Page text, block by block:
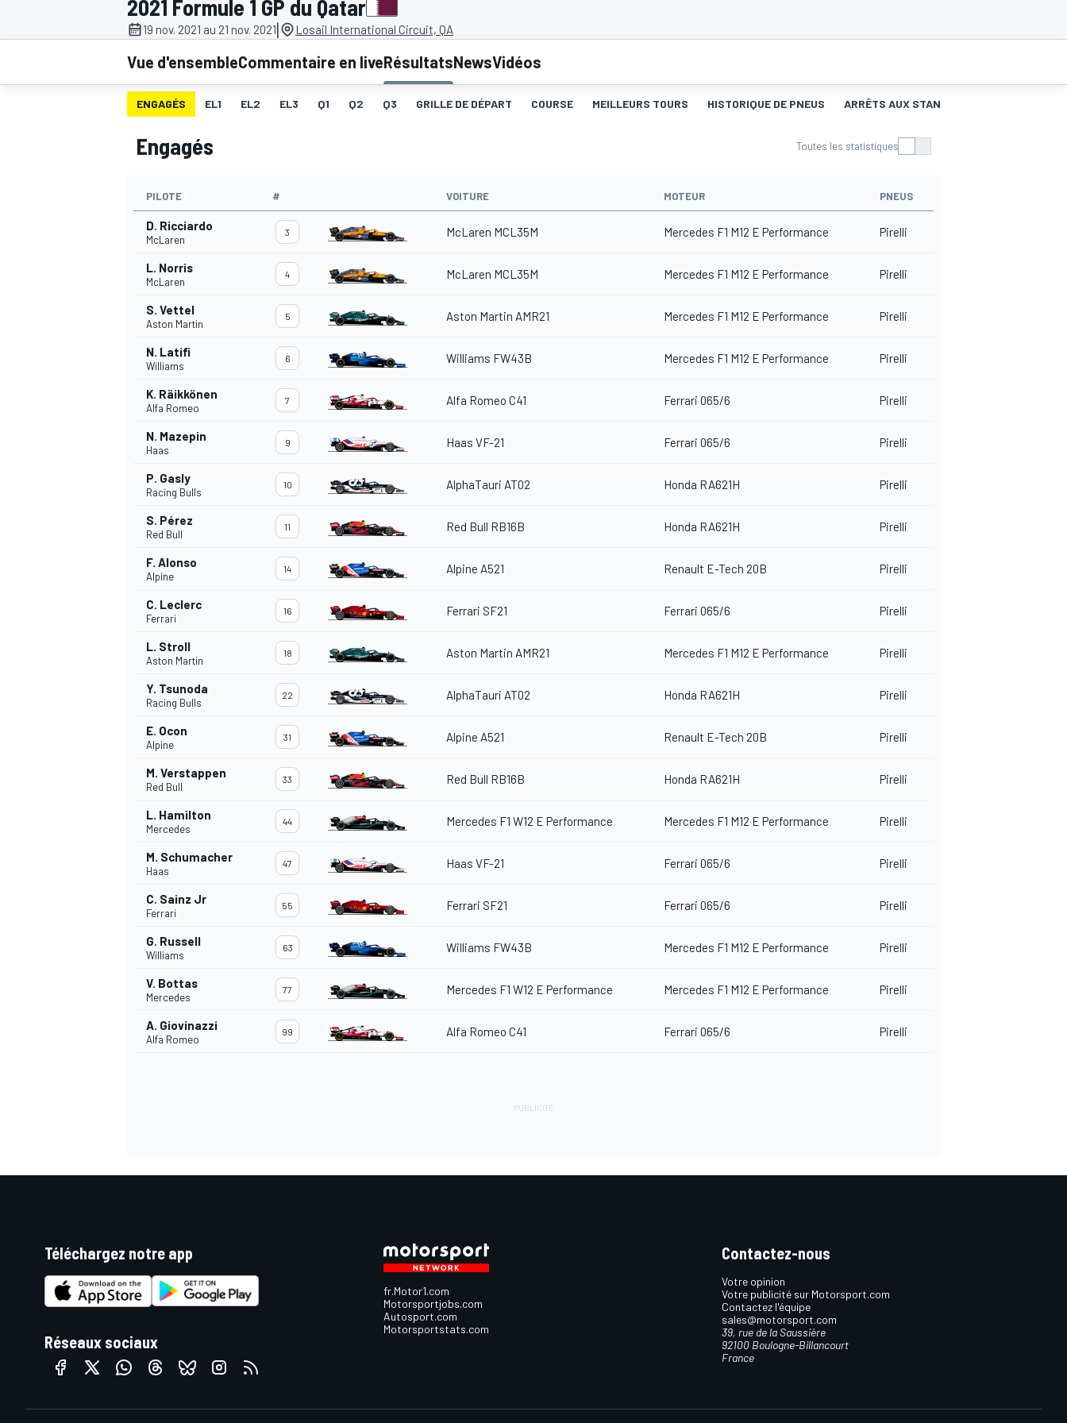
WRC
WEC
2021 Formule 1 GP du Qatar
19 nov. 2021 au 21 nov. 2021| Losail International Circuit, QA
Vue d'ensembleCommentaire en liveRésultatsNewsVidéos
ENGAGÉS EL1 EL2 EL3 Q1 Q2 Q3 GRILLE DE DÉPART COURSE MEILLEURS TOURS HISTORIQUE DE PNEUS ARRÊTS AUX STANDS
Engagés Toutes les statistiques
PILOTE # VOITURE MOTEUR PNEUS
D. Ricciardo
McLaren
3 McLaren MCL35M Mercedes F1 M12 E Performance Pirelli
L. Norris
McLaren
4 McLaren MCL35M Mercedes F1 M12 E Performance Pirelli
S. Vettel
Aston Martin
5 Aston Martin AMR21 Mercedes F1 M12 E Performance Pirelli
N. Latifi
Williams
6 Williams FW43B Mercedes F1 M12 E Performance Pirelli
K. Räikkönen
Alfa Romeo
7 Alfa Romeo C41 Ferrari 065/6 Pirelli
N. Mazepin
Haas
9 Haas VF-21 Ferrari 065/6 Pirelli
P. Gasly
Racing Bulls
10 AlphaTauri AT02 Honda RA621H Pirelli
S. Pérez
Red Bull
11 Red Bull RB16B Honda RA621H Pirelli
F. Alonso
Alpine
14 Alpine A521 Renault E-Tech 20B Pirelli
C. Leclerc
Ferrari
16 Ferrari SF21 Ferrari 065/6 Pirelli
L. Stroll
Aston Martin
18 Aston Martin AMR21 Mercedes F1 M12 E Performance Pirelli
Y. Tsunoda
Racing Bulls
22 AlphaTauri AT02 Honda RA621H Pirelli
E. Ocon
Alpine
31 Alpine A521 Renault E-Tech 20B Pirelli
M. Verstappen
Red Bull
33 Red Bull RB16B Honda RA621H Pirelli
L. Hamilton
Mercedes
44 Mercedes F1 W12 E Performance Mercedes F1 M12 E Performance Pirelli
M. Schumacher
Haas
47 Haas VF-21 Ferrari 065/6 Pirelli
C. Sainz Jr
Ferrari
55 Ferrari SF21 Ferrari 065/6 Pirelli
G. Russell
Williams
63 Williams FW43B Mercedes F1 M12 E Performance Pirelli
V. Bottas
Mercedes
77 Mercedes F1 W12 E Performance Mercedes F1 M12 E Performance Pirelli
A. Giovinazzi
Alfa Romeo
99 Alfa Romeo C41 Ferrari 065/6 Pirelli
Téléchargez notre app
Réseaux sociaux
fr.Motor1.com
Motorsportjobs.com
Autosport.com
Motorsportstats.com
Contactez-nous
Votre opinion
Votre publicité sur Motorsport.com
Contactez l'équipe
sales@motorsport.com
39, rue de la Saussière
92100 Boulogne-Billancourt
France